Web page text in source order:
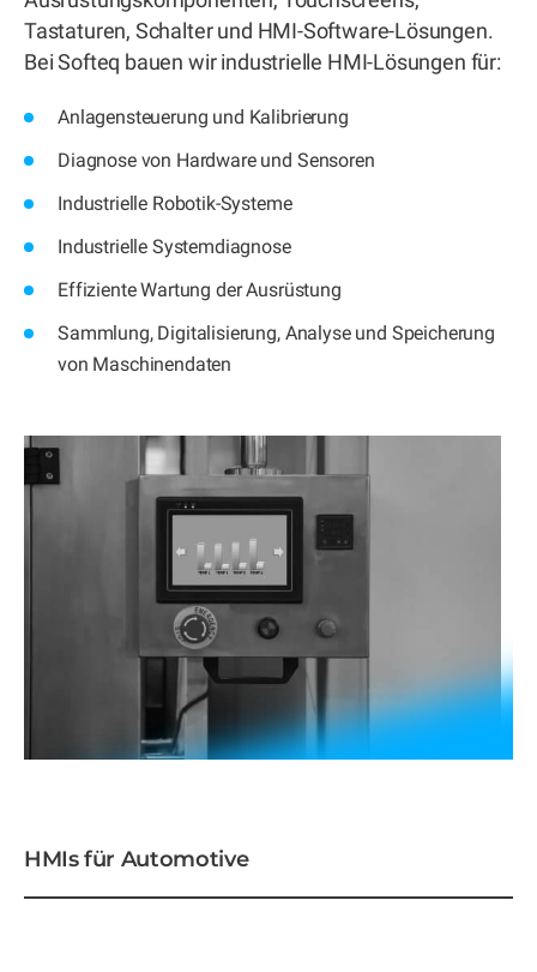
Tastaturen, Schalter und HMI-Software-Lösungen.
Bei Softeq bauen wir industrielle HMI-Lösungen für:
Anlagensteuerung und Kalibrierung
Diagnose von Hardware und Sensoren
Industrielle Robotik-Systeme
Industrielle Systemdiagnose
Effiziente Wartung der Ausrüstung
Sammlung, Digitalisierung, Analyse und Speicherung
von Maschinendaten
HMIs für Automotive